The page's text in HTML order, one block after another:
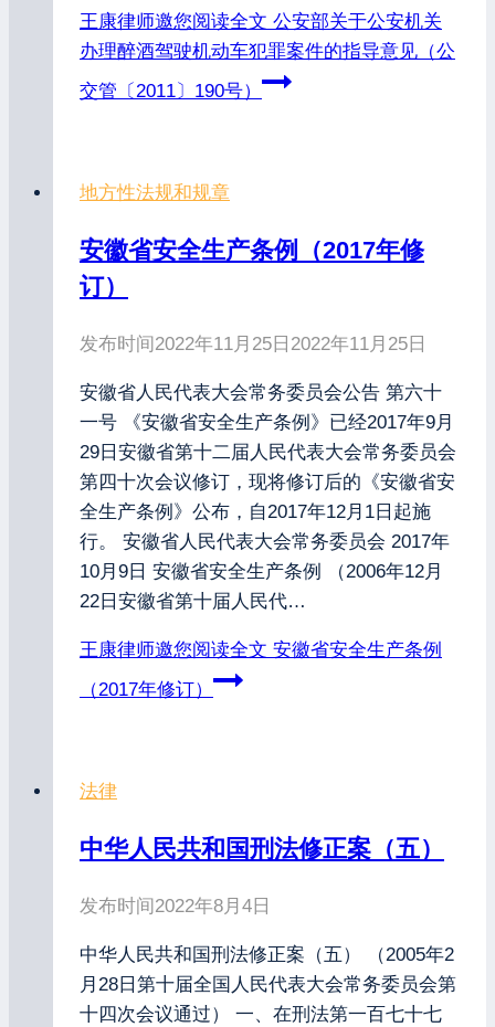
王康律师邀您阅读全文 公安部关于公安机关
办理醉酒驾驶机动车犯罪案件的指导意见（公
交管〔2011〕190号）
地方性法规和规章
安徽省安全生产条例（2017年修
订）
发布时间2022年11月25日 2022年11月25日
安徽省人民代表大会常务委员会公告 第六十
一号 《安徽省安全生产条例》已经2017年9月
29日安徽省第十二届人民代表大会常务委员会
第四十次会议修订，现将修订后的《安徽省安
全生产条例》公布，自2017年12月1日起施
行。 安徽省人民代表大会常务委员会 2017年
10月9日 安徽省安全生产条例 （2006年12月
22日安徽省第十届人民代…
王康律师邀您阅读全文 安徽省安全生产条例
（2017年修订）
法律
中华人民共和国刑法修正案（五）
发布时间2022年8月4日
中华人民共和国刑法修正案（五） （2005年2
月28日第十届全国人民代表大会常务委员会第
十四次会议通过） 一、在刑法第一百七十七